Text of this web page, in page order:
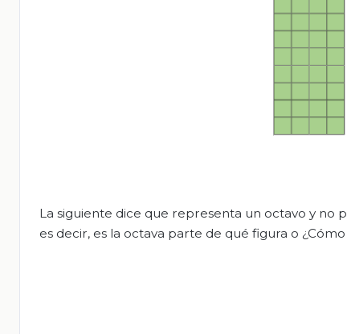
La siguiente dice que representa un octavo y no
es decir, es la octava parte de qué figura o